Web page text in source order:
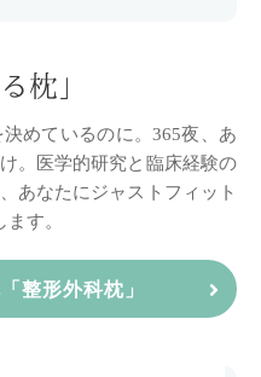
枕」
めているのに。365夜、あ
。
医学的研究と臨床経験の
あなたにジャストフィット
す。
整形外科枕」